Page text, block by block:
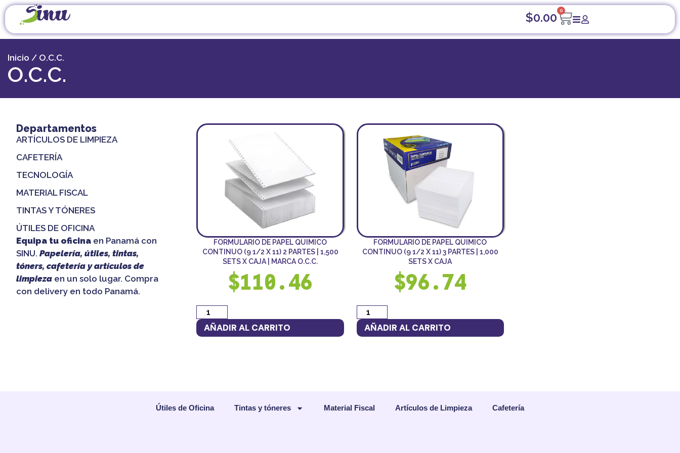
$0.00 0
Inicio / O.C.C.
O.C.C.
Departamentos
ARTÍCULOS DE LIMPIEZA
CAFETERÍA
TECNOLOGÍA
MATERIAL FISCAL
TINTAS Y TÓNERES
ÚTILES DE OFICINA
Equipa tu oficina en Panamá con
SINU. Papelería, útiles, tintas,
tóners, cafetería y artículos de
limpieza en un solo lugar. Compra
con delivery en todo Panamá.
FORMULARIO DE PAPEL QUIMICO
CONTINUO (9 1/2 X 11) 2 PARTES | 1,500
SETS X CAJA | MARCA O.C.C.
$110.46
AÑADIR AL CARRITO
FORMULARIO DE PAPEL QUIMICO
CONTINUO (9 1/2 X 11) 3 PARTES | 1,000
SETS X CAJA
$96.74
AÑADIR AL CARRITO
Útiles de Oficina Tintas y tóneres Material Fiscal Artículos de Limpieza Cafetería